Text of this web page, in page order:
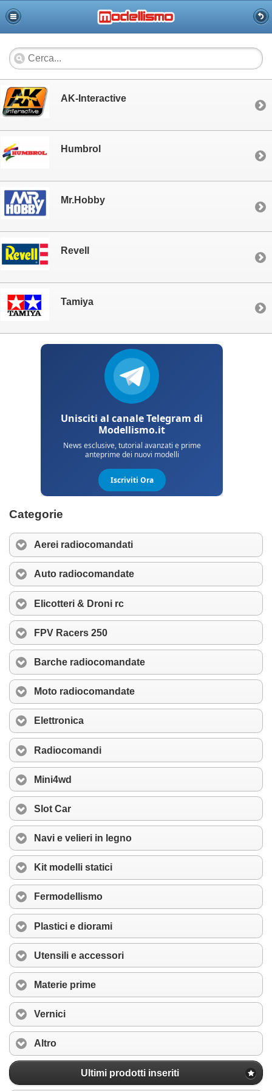
AK-Interactive
Humbrol
Mr.Hobby
Revell
Tamiya
Categorie
Aerei radiocomandati
Auto radiocomandate
Elicotteri & Droni rc
FPV Racers 250
Barche radiocomandate
Moto radiocomandate
Elettronica
Radiocomandi
Mini4wd
Slot Car
Navi e velieri in legno
Kit modelli statici
Fermodellismo
Plastici e diorami
Utensili e accessori
Materie prime
Vernici
Altro
Ultimi prodotti inseriti